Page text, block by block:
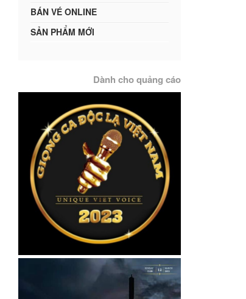
BÁN VÉ ONLINE
SẢN PHẨM MỚI
Dành cho quảng cáo